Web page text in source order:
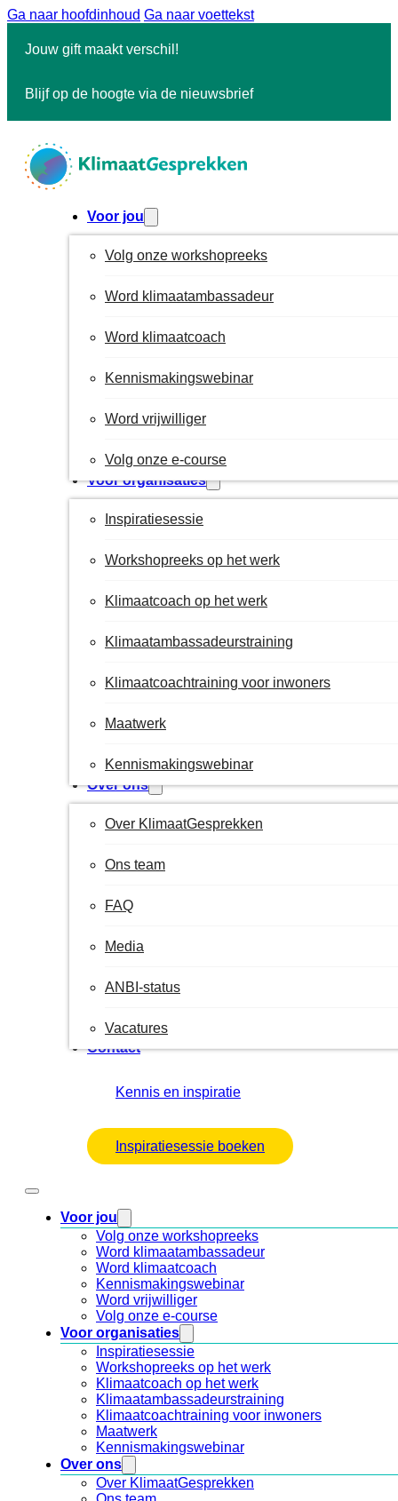
Ga naar hoofdinhoud Ga naar voettekst
Jouw gift maakt verschil!
Blijf op de hoogte via de nieuwsbrief
Voor jou
Volg onze workshopreeks
Word klimaatambassadeur
Word klimaatcoach
Kennismakingswebinar
Word vrijwilliger
Volg onze e-course
Voor organisaties
Inspiratiesessie
Workshopreeks op het werk
Klimaatcoach op het werk
Klimaatambassadeurstraining
Klimaatcoachtraining voor inwoners
Maatwerk
Kennismakingswebinar
Over ons
Over KlimaatGesprekken
Ons team
FAQ
Media
ANBI-status
Vacatures
Contact
Kennis en inspiratie
Inspiratiesessie boeken
Voor jou
Volg onze workshopreeks
Word klimaatambassadeur
Word klimaatcoach
Kennismakingswebinar
Word vrijwilliger
Volg onze e-course
Voor organisaties
Inspiratiesessie
Workshopreeks op het werk
Klimaatcoach op het werk
Klimaatambassadeurstraining
Klimaatcoachtraining voor inwoners
Maatwerk
Kennismakingswebinar
Over ons
Over KlimaatGesprekken